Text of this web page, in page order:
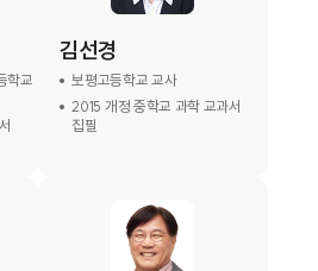
학교
김선경
보평고등학교 교사
2015 개정 중학교 과학 교과서
집필